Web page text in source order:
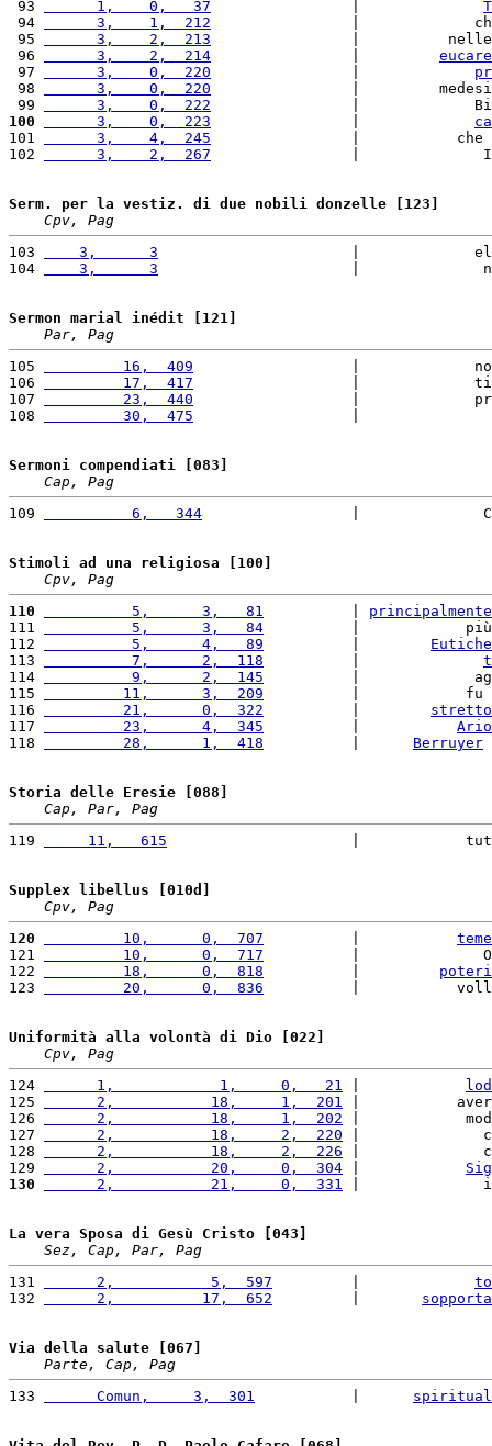
93
      1,    0,   37
94
      3,    1,  212
|
95
      3,    2,  213
|
96
      3,    2,  214
97
      3,    0,  220
98
      3,    0,  220
|
99
      3,    0,  222
|
100
      3,    0,  223
101
      3,    4,  245
|
102
      3,    2,  267
|
Serm. per la vestiz. di due nobili donzelle [123]
Cpv, Pag
103
    3,      3
|
104
    3,      3
|
Sermon marial inédit [121]
Par, Pag
105
         16,  409
|
106
         17,  417
|
107
         23,  440
|
108
         30,  475
Sermoni compendiati [083]
Cap, Pag
109
          6,   344
|
Stimoli ad una religiosa [100]
Cpv, Pag
110
          5,      3,   81
principalmente
111
          5,      3,   84
|
112
          5,      4,   89
Eutiche
113
          7,      2,  118
114
          9,      2,  145
|
115
         11,      3,  209
          |            fu
116
         21,      0,  322
stretto
117
         23,      4,  345
Ario
118
         28,      1,  418
Berruyer
Storia delle Eresie [088]
Cap, Par, Pag
119
     11,   615
|
Supplex libellus [010d]
Cpv, Pag
120
         10,      0,  707
121
         10,      0,  717
|
122
         18,      0,  818
123
         20,      0,  836
|
Uniformità alla volontà di Dio [022]
Cpv, Pag
124
      1,            1,     0,   21
125
      2,           18,     1,  201
|
126
      2,           18,     1,  202
|            modo
127
      2,           18,     2,  220
|
128
      2,           18,     2,  226
|
129
      2,           20,     0,  304
130
      2,           21,     0,  331
|
La vera Sposa di Gesù Cristo [043]
Sez, Cap, Par, Pag
131
      2,           5,  597
132
      2,          17,  652
Via della salute [067]
Parte, Cap, Pag
133
      Comun,     3,  301